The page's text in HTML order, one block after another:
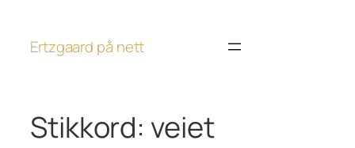
innhold
Ertzgaard på nett
Stikkord: veiet